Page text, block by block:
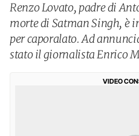
Renzo Lovato, padre di
morte di Satman Singh, è
per caporalato. Ad
stato il giornalista Enrico
VIDEO